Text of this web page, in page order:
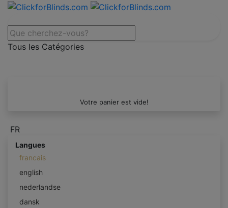
Tous les Catégories
Votre panier est vide!
FR
Langues
francais
english
nederlandse
dansk